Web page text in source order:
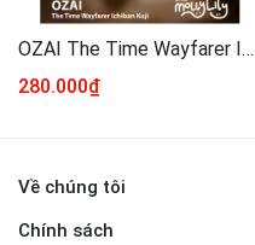
OZAI The Time Wayfarer Ichiban Kuji Series
280.000₫
Về chúng tôi
Chính sách